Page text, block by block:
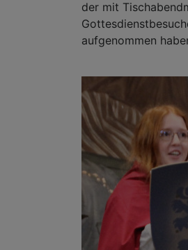
der mit
aufgenommen